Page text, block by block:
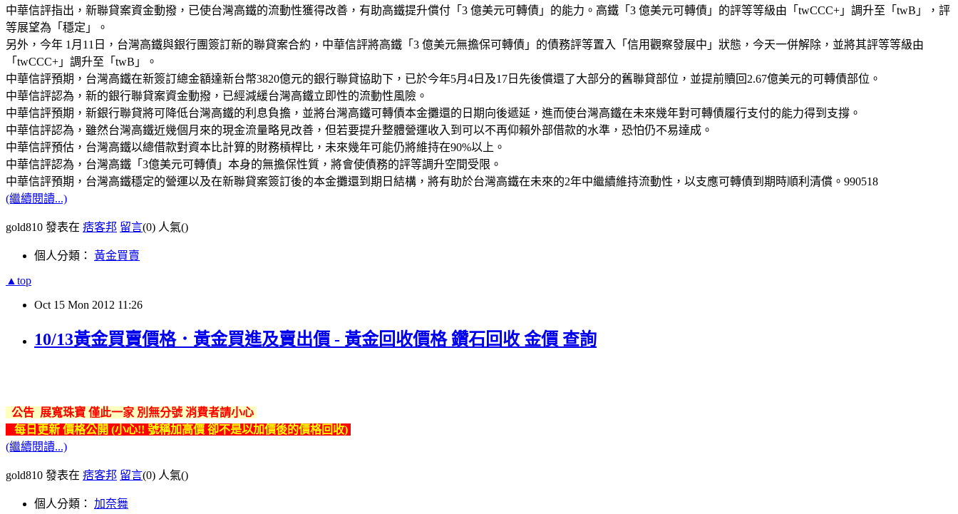
中華信評指出，新聯貸案資金動撥，已使台灣高鐵的流動性獲得改善，有助高鐵提升償付「3 億美元可轉債」的能力。高鐵「3 億美元可轉債」的評等等級由「twCCC+」調升至「twB」，評
等展望為「穩定」。
另外，今年 1月11日，台灣高鐵與銀行團簽訂新的聯貸案合約，中華信評將高鐵「3 億美元無擔保可轉債」的債務評等置入「信用觀察發展中」狀態，今天一併解除，並將其評等等級由
「twCCC+」調升至「twB」。
中華信評預期，台灣高鐵在新簽訂總金額達新台幣3820億元的銀行聯貸協助下，已於今年5月4日及17日先後償還了大部分的舊聯貸部位，並提前贖回2.67億美元的可轉債部位。
中華信評認為，新的銀行聯貸案資金動撥，已經減緩台灣高鐵立即性的流動性風險。
中華信評預期，新銀行聯貸將可降低台灣高鐵的利息負擔，並將台灣高鐵可轉債本金攤還的日期向後遞延，進而使台灣高鐵在未來幾年對可轉債履行支付的能力得到支撐。
中華信評認為，雖然台灣高鐵近幾個月來的現金流量略見改善，但若要提升整體營運收入到可以不再仰賴外部借款的水準，恐怕仍不易達成。
中華信評預估，台灣高鐵以總借款對資本比計算的財務槓桿比，未來幾年可能仍將維持在90%以上。
中華信評認為，台灣高鐵「3億美元可轉債」本身的無擔保性質，將會使債務的評等調升空間受限。
中華信評預期，台灣高鐵穩定的營運以及在新聯貸案簽訂後的本金攤還到期日結構，將有助於台灣高鐵在未來的2年中繼續維持流動性，以支應可轉債到期時順利清償。990518
(繼續閱讀...)
gold810 發表在 痞客邦 留言(0) 人氣()
個人分類： 黃金買賣
▲top
Oct 15 Mon 2012 11:26
10/13黃金買賣價格．黃金買進及賣出價 - 黃金回收價格 鑽石回收 金價 查詢
公告 展寬珠寶 僅此一家 別無分號 消費者請小心
每日更新 價格公開 (小心!! 號稱加高價 卻不是以加價後的價格回收)
(繼續閱讀...)
gold810 發表在 痞客邦 留言(0) 人氣()
個人分類： 加奈舞